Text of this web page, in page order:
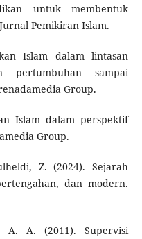
untuk membentuk
Pemikiran Islam.
Islam dalam lintasan
sampai
Group.
Islam dalam perspektif
Group.
Z. (2024). Sejarah
dan modern.
A. A. (2011). Supervisi